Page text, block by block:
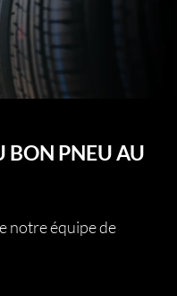
BON PNEU AU
notre équipe de